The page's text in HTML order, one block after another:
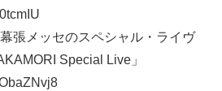
張メッセのスペシャル・ライヴ
Special Live」